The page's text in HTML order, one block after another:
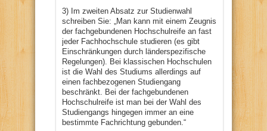
3) Im zweiten Absatz zur Studienwahl
schreiben Sie: „Man kann mit einem Zeugnis
der fachgebundenen Hochschulreife an fast
jeder Fachhochschule studieren (es gibt
Einschränkungen durch länderspezifische
Regelungen). Bei klassischen Hochschulen
ist die Wahl des Studiums allerdings auf
einen fachbezogenen Studiengang
beschränkt. Bei der fachgebundenen
Hochschulreife ist man bei der Wahl des
Studiengangs hingegen immer an eine
bestimmte Fachrichtung gebunden.“